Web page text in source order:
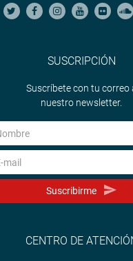
SUSCRIPCIÓN
Suscríbete con tu correo
nuestro newsletter.
Suscribirme
CENTRO DE